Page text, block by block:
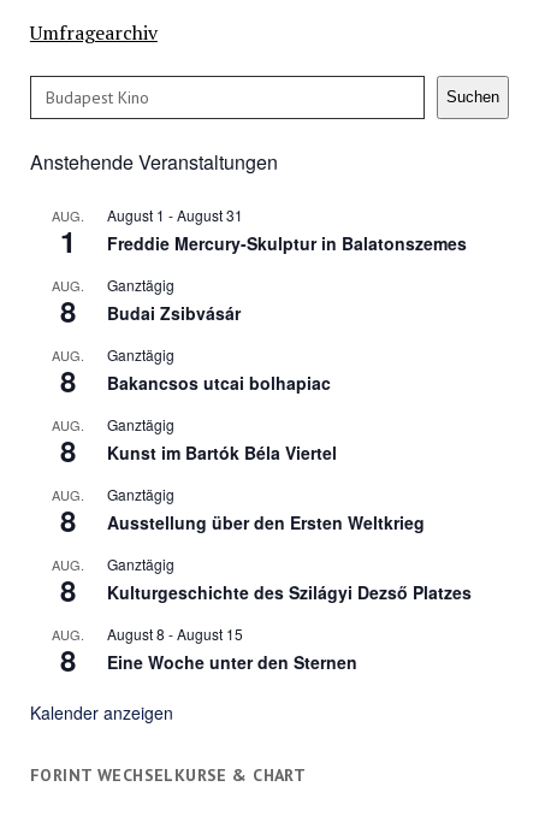
Umfragearchiv
Suchen Suchen
Anstehende Veranstaltungen
AUG.
1
August 1 -August 31
Freddie Mercury-Skulptur in Balatonszemes
AUG.
8
Ganztägig
Budai Zsibvásár
AUG.
8
Ganztägig
Bakancsos utcai bolhapiac
AUG.
8
Ganztägig
Kunst im Bartók Béla Viertel
AUG.
8
Ganztägig
Ausstellung über den Ersten Weltkrieg
AUG.
8
Ganztägig
Kulturgeschichte des Szilágyi Dezső Platzes
AUG.
8
August 8 -August 15
Eine Woche unter den Sternen
Kalender anzeigen
FORINT WECHSELKURSE & CHART